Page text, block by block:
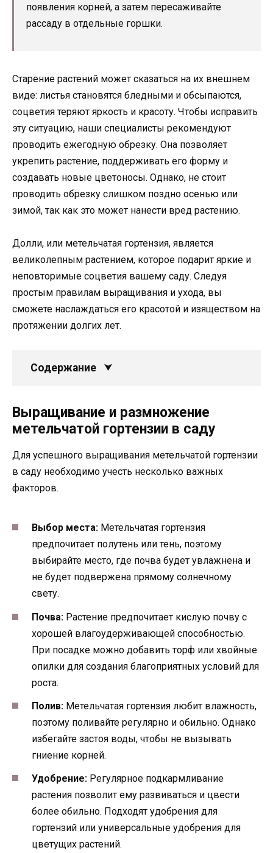
появления корней, а затем пересаживайте
рассаду в отдельные горшки.
Старение растений может сказаться на их внешнем
виде: листья становятся бледными и обсыпаются,
соцветия теряют яркость и красоту. Чтобы исправить
эту ситуацию, наши специалисты рекомендуют
проводить ежегодную обрезку. Она позволяет
укрепить растение, поддерживать его форму и
создавать новые цветоносы. Однако, не стоит
проводить обрезку слишком поздно осенью или
зимой, так как это может нанести вред растению.
Долли, или метельчатая гортензия, является
великолепным растением, которое подарит яркие и
неповторимые соцветия вашему саду. Следуя
простым правилам выращивания и ухода, вы
сможете наслаждаться его красотой и изяществом на
протяжении долгих лет.
Содержание
Выращивание и размножение
метельчатой гортензии в саду
Для успешного выращивания метельчатой гортензии
в саду необходимо учесть несколько важных
факторов.
Выбор места: Метельчатая гортензия
предпочитает полутень или тень, поэтому
выбирайте место, где почва будет увлажнена и
не будет подвержена прямому солнечному
свету.
Почва: Растение предпочитает кислую почву с
хорошей влагоудерживающей способностью.
При посадке можно добавить торф или хвойные
опилки для создания благоприятных условий для
роста.
Полив: Метельчатая гортензия любит влажность,
поэтому поливайте регулярно и обильно. Однако
избегайте застоя воды, чтобы не вызывать
гниение корней.
Удобрение: Регулярное подкармливание
растения позволит ему развиваться и цвести
более обильно. Подходят удобрения для
гортензий или универсальные удобрения для
цветущих растений.